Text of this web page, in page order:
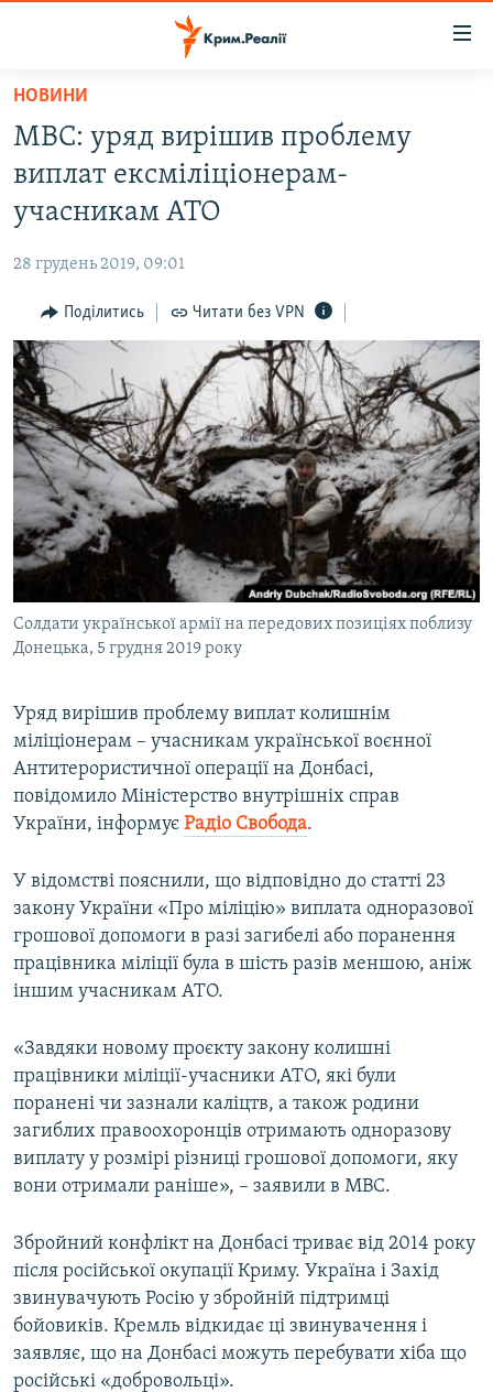
Перейти
основного
матеріалу
до
основної
навігації
Перейти
до
пошуку
ВОДА.КРИМ
БЛОГИ
ПОГЛЯД
ІНТЕРВ'Ю
ВСЕ ЗА ДЕНЬ
СПЕЦПРОЕКТИ
ДЕПОРТАЦІЯ
ВІДЕОУРОКИ «ELIFBE»
СВІДЧЕННЯ ОКУПАЦІЇ
УКРАЇНСЬКА ПРОБЛЕМА КРИМУ
ІНФОГРАФІКА
ЯК ОБІЙТИ БЛОКУВАННЯ
Русский
Qırımtatar
ДОЛУЧАЙСЯ!
Усі сайти RFE/RL
НОВИНИ
МВС: уряд вирішив проблему
виплат ексміліціонерам-
учасникам АТО
28 грудень 2019, 09:01
Поділитись Читати без VPN
Солдати української армії на передових позиціях поблизу
Донецька, 5 грудня 2019 року
Уряд вирішив проблему виплат колишнім
міліціонерам – учасникам української воєнної
Антитерористичної операції на Донбасі,
повідомило Міністерство внутрішніх справ
України, інформує Радіо Свобода.
У відомстві пояснили, що відповідно до статті 23
закону України «Про міліцію» виплата одноразової
грошової допомоги в разі загибелі або поранення
працівника міліції була в шість разів меншою, аніж
іншим учасникам АТО.
«Завдяки новому проєкту закону колишні
працівники міліції-учасники АТО, які були
поранені чи зазнали каліцтв, а також родини
загиблих правоохоронців отримають одноразову
виплату у розмірі різниці грошової допомоги, яку
вони отримали раніше», – заявили в МВС.
Збройний конфлікт на Донбасі триває від 2014 року
після російської окупації Криму. Україна і Захід
звинувачують Росію у збройній підтримці
бойовиків. Кремль відкидає ці звинувачення і
заявляє, що на Донбасі можуть перебувати хіба що
російські «добровольці».